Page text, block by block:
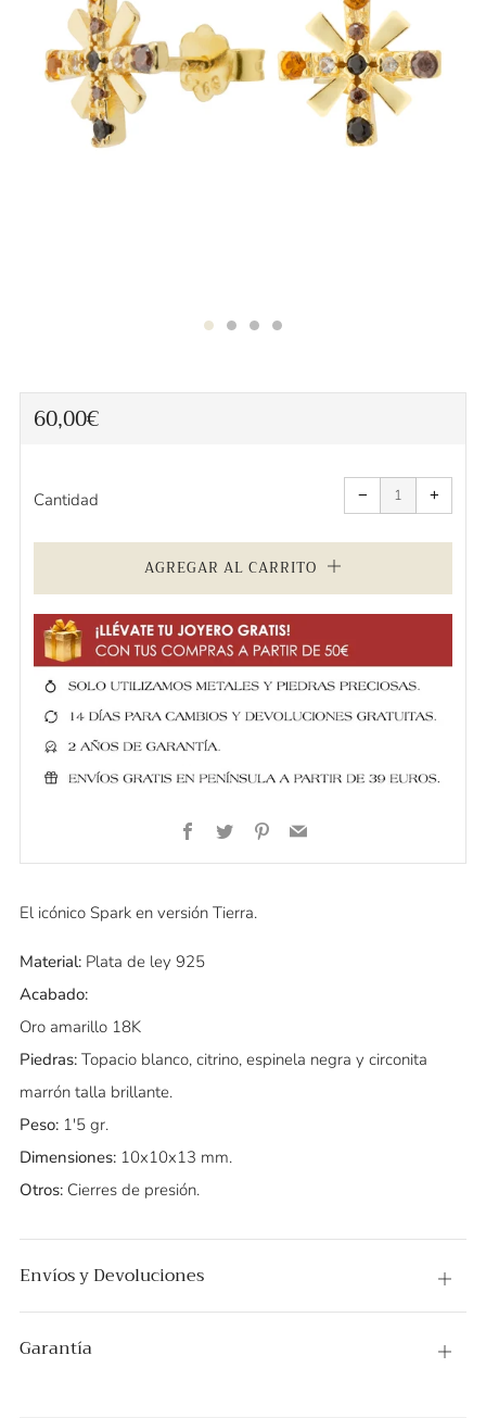
Precio
60,00€
Cantidad −
Quitar
a
cantidad
de
+a
de
AGREGAR AL CARRITO
Facebook
Twitter Pinterest
Email
El icónico Spark en versión Tierra.
Material: Plata de ley 925
Acabado:
Oro amarillo 18K
Piedras: Topacio blanco, citrino, espinela negra y circonita
marrón talla brillante.
Peso: 1'5 gr.
Dimensiones: 10x10x13 mm.
Otros: Cierres de presión.
Envíos y Devoluciones
Garantía